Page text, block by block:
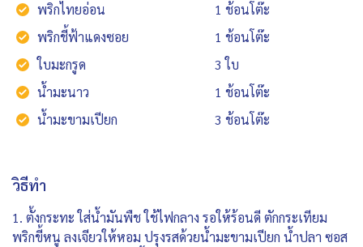
พริกไทยอ่อน
1 ช้อนโต๊ะ
พริกชี้ฟ้าแดงซอย
1 ช้อนโต๊ะ
ใบมะกรูด
3 ใบ
น้ำมะนาว
1 ช้อนโต๊ะ
น้ำมะขามเปียก
3 ช้อนโต๊ะ
วิธีทำ
1. ตั้งกระทะ ใส่น้ำมันพืช ใช้ไฟกลาง รอให้ร้อนดี ตักกระเทียม
พริกขี้หนู ลงเจียวให้หอม ปรุงรสด้วยน้ำมะขามเปียก น้ำปลา ซอส